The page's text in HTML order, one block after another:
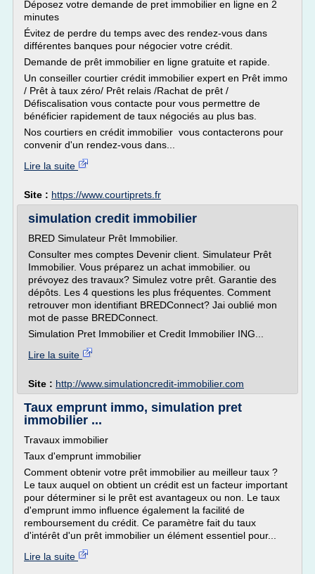
Déposez votre demande de pret immobilier en ligne en 2
minutes
Évitez de perdre du temps avec des rendez-vous dans
différentes banques pour négocier votre crédit.
Demande de prêt immobilier en ligne gratuite et rapide.
Un conseiller courtier crédit immobilier expert en Prêt immo
/ Prêt à taux zéro/ Prêt relais /Rachat de prêt /
Défiscalisation vous contacte pour vous permettre de
bénéficier rapidement de taux négociés au plus bas.
Nos courtiers en crédit immobilier vous contacterons pour
convenir d'un rendez-vous dans...
Lire la suite
Site : https://www.courtiprets.fr
simulation credit immobilier
BRED Simulateur Prêt Immobilier.
Consulter mes comptes Devenir client. Simulateur Prêt
Immobilier. Vous préparez un achat immobilier. ou
prévoyez des travaux? Simulez votre prêt. Garantie des
dépôts. Les 4 questions les plus fréquentes. Comment
retrouver mon identifiant BREDConnect? Jai oublié mon
mot de passe BREDConnect.
Simulation Pret Immobilier et Credit Immobilier ING...
Lire la suite
Site : http://www.simulationcredit-immobilier.com
Taux emprunt immo, simulation pret
immobilier ...
Travaux immobilier
Taux d'emprunt immobilier
Comment obtenir votre prêt immobilier au meilleur taux ?
Le taux auquel on obtient un crédit est un facteur important
pour déterminer si le prêt est avantageux ou non. Le taux
d'emprunt immo influence également la facilité de
remboursement du crédit. Ce paramètre fait du taux
d'intérêt d'un prêt immobilier un élément essentiel pour...
Lire la suite